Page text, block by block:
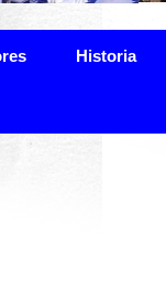
Historia